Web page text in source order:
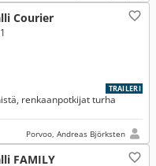
Courier
TRAILERI
renkaanpotkijat turha
Porvoo, Andreas Björksten
FAMILY